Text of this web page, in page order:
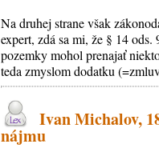
Na druhej strane však
expert, zdá sa mi, že § 14
pozemky mohol prenajať
teda zmyslom dodatku
Ivan Michalov,
nájmu